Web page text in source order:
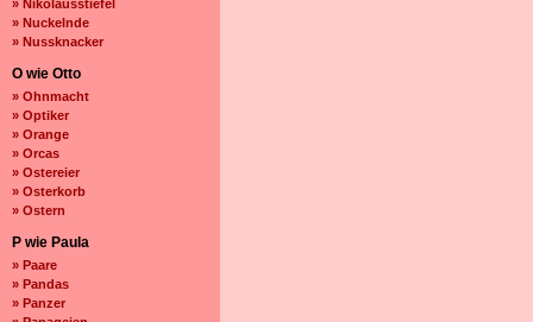
» Nikolausstiefel
» Nuckelnde
» Nussknacker
O wie Otto
» Ohnmacht
» Optiker
» Orange
» Orcas
» Ostereier
» Osterkorb
» Ostern
P wie Paula
» Paare
» Pandas
» Panzer